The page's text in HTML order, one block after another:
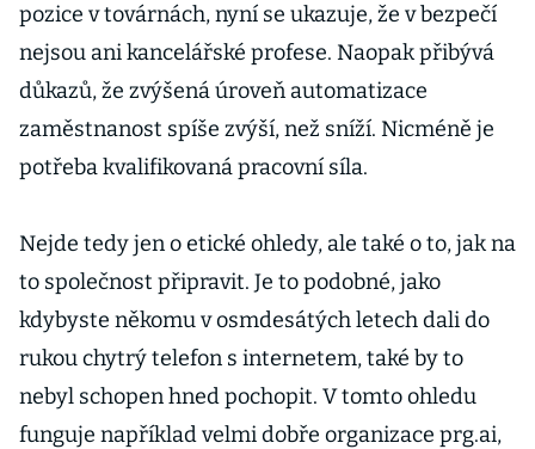
pozice v továrnách, nyní se ukazuje, že v bezpečí
nejsou ani kancelářské profese. Naopak přibývá
důkazů, že zvýšená úroveň automatizace
zaměstnanost spíše zvýší, než sníží. Nicméně je
potřeba kvalifikovaná pracovní síla.
Nejde tedy jen o etické ohledy, ale také o to, jak na
to společnost připravit. Je to podobné, jako
kdybyste někomu v osmdesátých letech dali do
rukou chytrý telefon s internetem, také by to
nebyl schopen hned pochopit. V tomto ohledu
funguje například velmi dobře organizace prg.ai,